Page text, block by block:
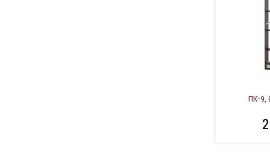
ПК-9,